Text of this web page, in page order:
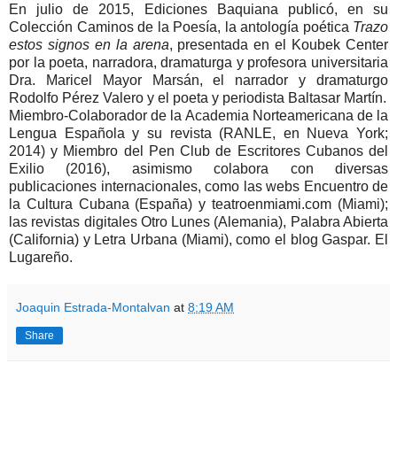
En julio de 2015, Ediciones Baquiana publicó, en su
Colección Caminos de la Poesía, la antología poética Trazo
estos signos en la arena, presentada en el Koubek Center
por la poeta, narradora, dramaturga y profesora universitaria
Dra. Maricel Mayor Marsán, el narrador y dramaturgo
Rodolfo Pérez Valero y el poeta y periodista Baltasar Martín.
Miembro-Colaborador de la Academia Norteamericana de la
Lengua Española y su revista (RANLE, en Nueva York;
2014) y Miembro del Pen Club de Escritores Cubanos del
Exilio (2016), asimismo colabora con diversas
publicaciones internacionales, como las webs Encuentro de
la Cultura Cubana (España) y teatroenmiami.com (Miami);
las revistas digitales Otro Lunes (Alemania), Palabra Abierta
(California) y Letra Urbana (Miami), como el blog Gaspar. El
Lugareño.
Joaquin Estrada-Montalvan at 8:19 AM
Share